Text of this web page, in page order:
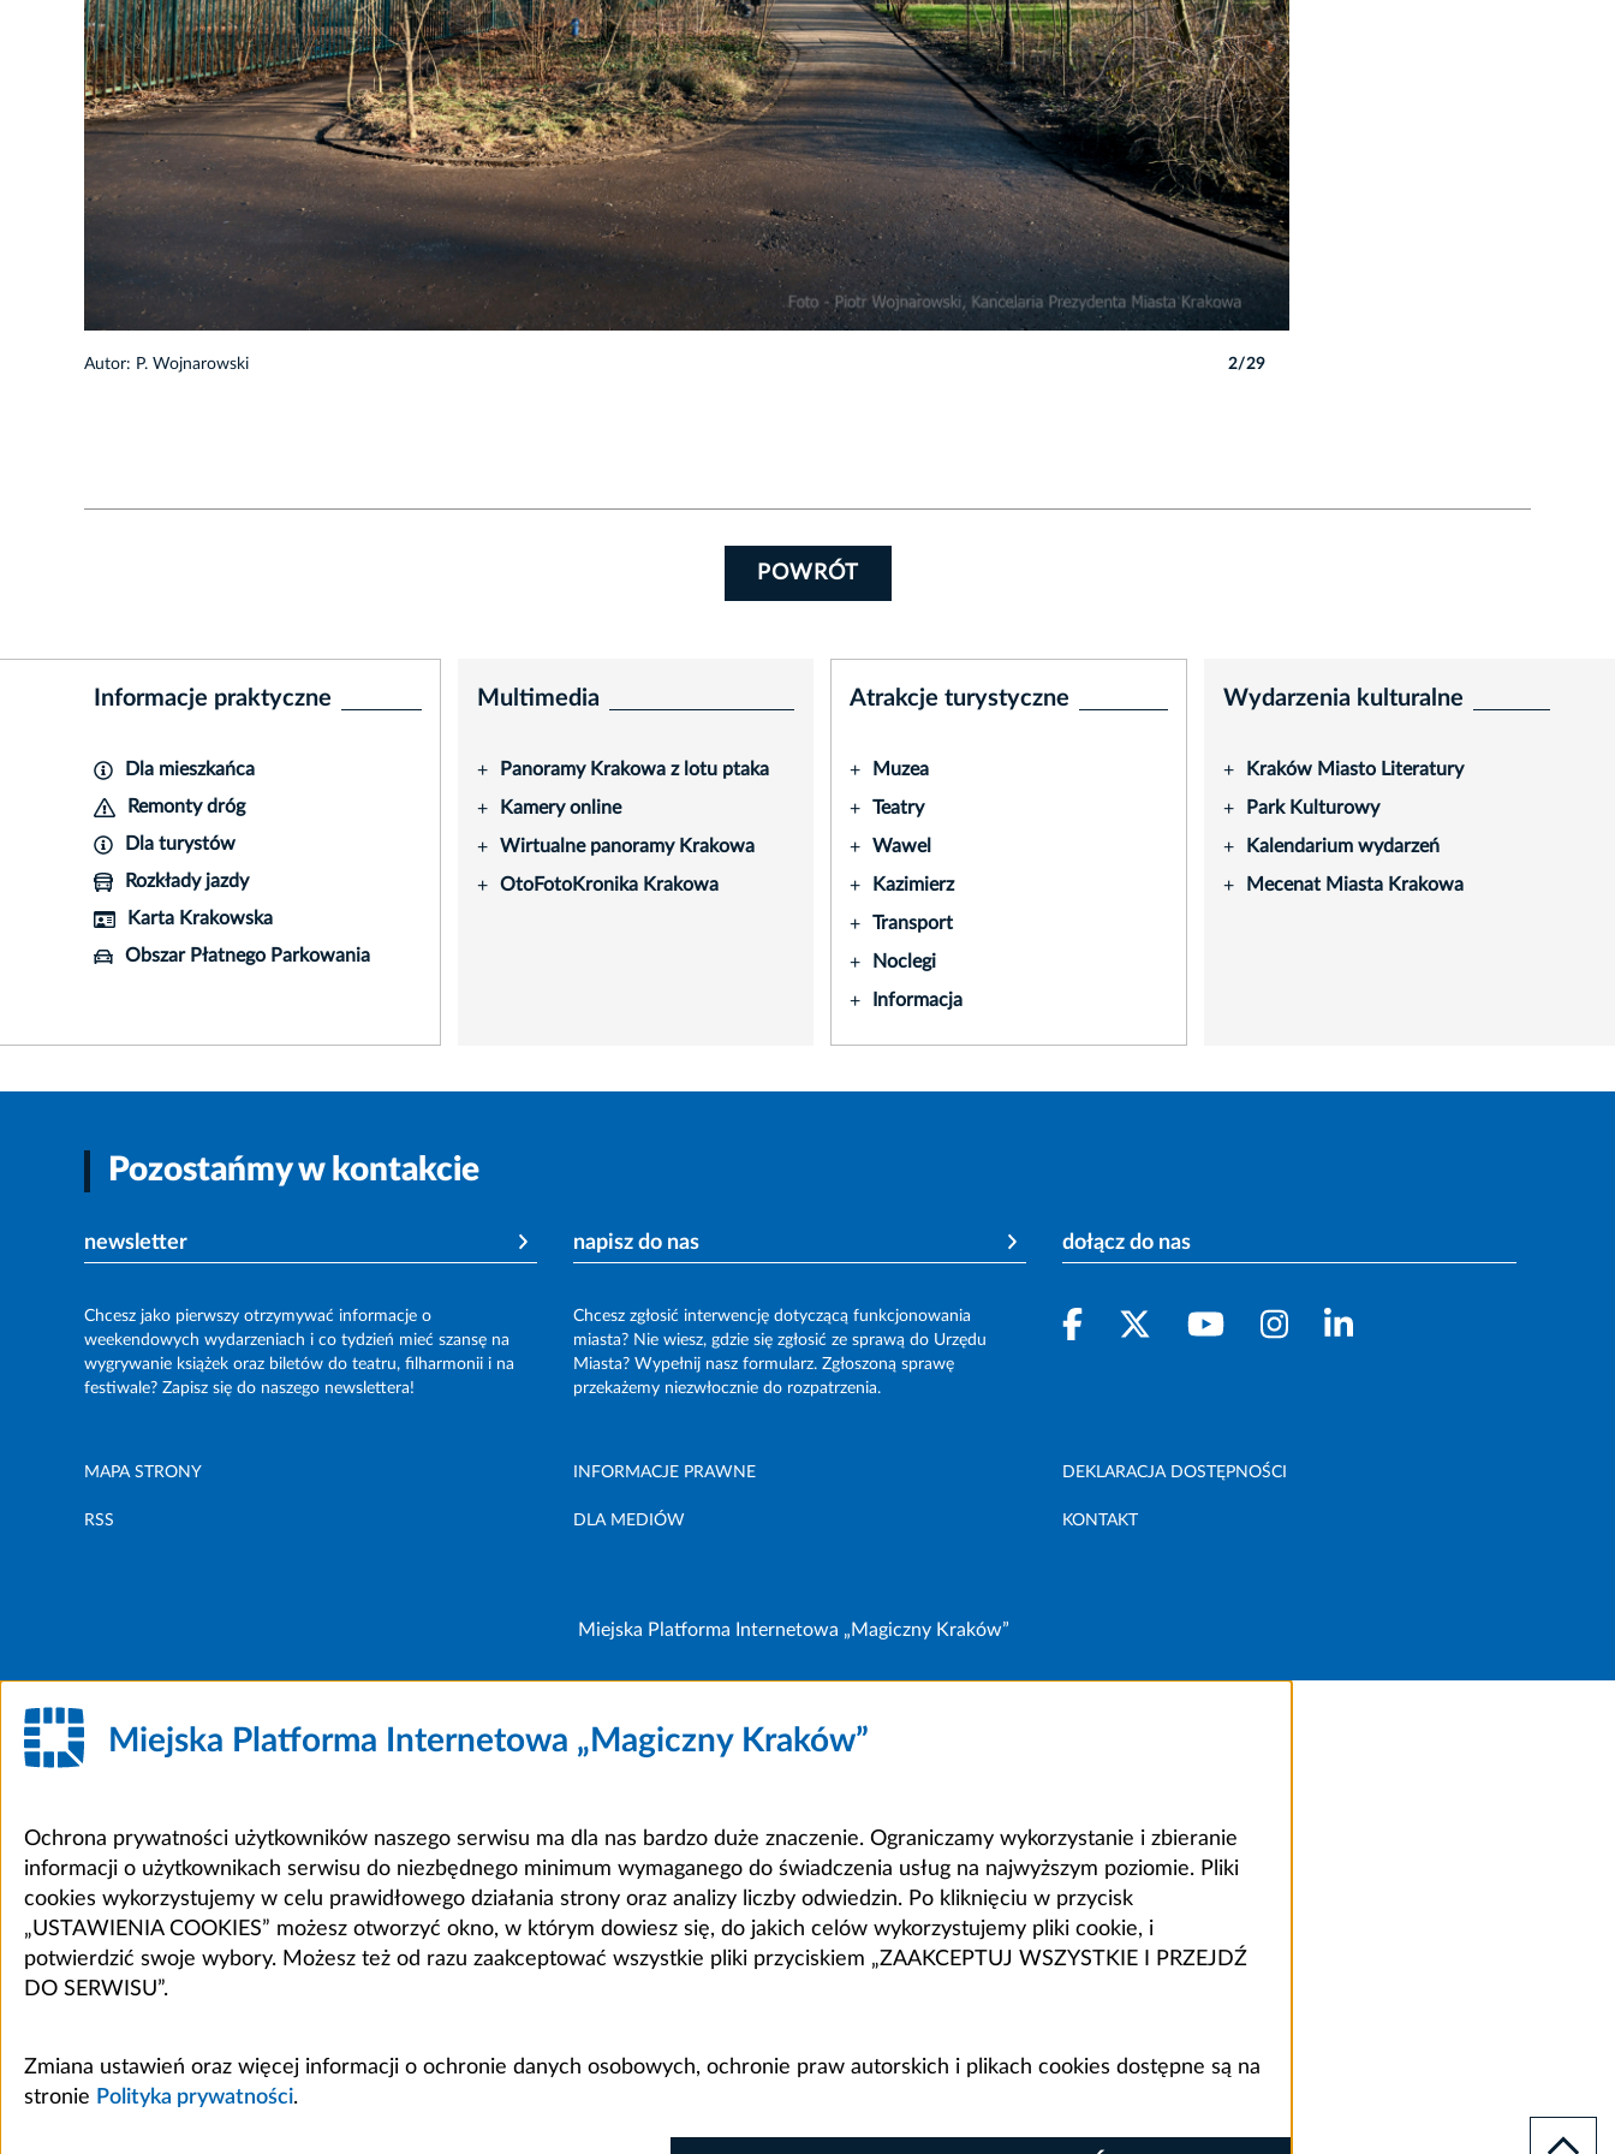
Autor: P. Wojnarowski 2/29
POWRÓT
Informacje praktyczne
Dla mieszkańca
Remonty dróg
Dla turystów
Rozkłady jazdy
Karta Krakowska
Obszar Płatnego Parkowania
Multimedia
+ Panoramy Krakowa z lotu ptaka
+ Kamery online
+ Wirtualne panoramy Krakowa
+ OtoFotoKronika Krakowa
Atrakcje turystyczne
+ Muzea
+ Teatry
+ Wawel
+ Kazimierz
+ Transport
+ Noclegi
+ Informacja
Wydarzenia kulturalne
+ Kraków Miasto Literatury
+ Park Kulturowy
+ Kalendarium wydarzeń
+ Mecenat Miasta Krakowa
Pozostańmy w kontakcie
newsletter
Chcesz jako pierwszy otrzymywać informacje o
weekendowych wydarzeniach i co tydzień mieć szansę na
wygrywanie książek oraz biletów do teatru, filharmonii i na
festiwale? Zapisz się do naszego newslettera!
napisz do nas
Chcesz zgłosić interwencję dotyczącą funkcjonowania
miasta? Nie wiesz, gdzie się zgłosić ze sprawą do Urzędu
Miasta? Wypełnij nasz formularz. Zgłoszoną sprawę
przekażemy niezwłocznie do rozpatrzenia.
dołącz do nas
MAPA STRONY INFORMACJE PRAWNE DEKLARACJA DOSTĘPNOŚCI
RSS DLA MEDIÓW KONTAKT
Miejska Platforma Internetowa „Magiczny Kraków”
Miejska Platforma Internetowa „Magiczny Kraków”
Ochrona prywatności użytkowników naszego serwisu ma dla nas bardzo duże znaczenie. Ograniczamy wykorzystanie i zbieranie
informacji o użytkownikach serwisu do niezbędnego minimum wymaganego do świadczenia usług na najwyższym poziomie. Pliki
cookies wykorzystujemy w celu prawidłowego działania strony oraz analizy liczby odwiedzin. Po kliknięciu w przycisk
„USTAWIENIA COOKIES” możesz otworzyć okno, w którym dowiesz się, do jakich celów wykorzystujemy pliki cookie, i
potwierdzić swoje wybory. Możesz też od razu zaakceptować wszystkie pliki przyciskiem „ZAAKCEPTUJ WSZYSTKIE I PRZEJDŹ
DO SERWISU”.
Zmiana ustawień oraz więcej informacji o ochronie danych osobowych, ochronie praw autorskich i plikach cookies dostępne są na
stronie Polityka prywatności.